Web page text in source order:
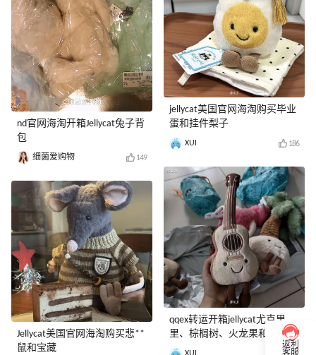
nd官网海淘开箱Jellycat兔子背
包
细菌爱购物 149
Jellycat美国官网海淘购买悲**
鼠和宝藏
jellycat美国官网海淘购买毕业
蛋和挂件梨子
XUI 186
qqex转运开箱jellycat尤克里
里、棕榈树、火龙果和小鸟
XUI
返利